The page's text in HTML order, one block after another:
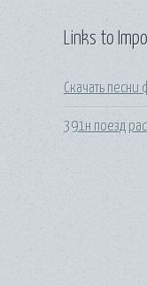
Links to
Скачать песни
391н поезд